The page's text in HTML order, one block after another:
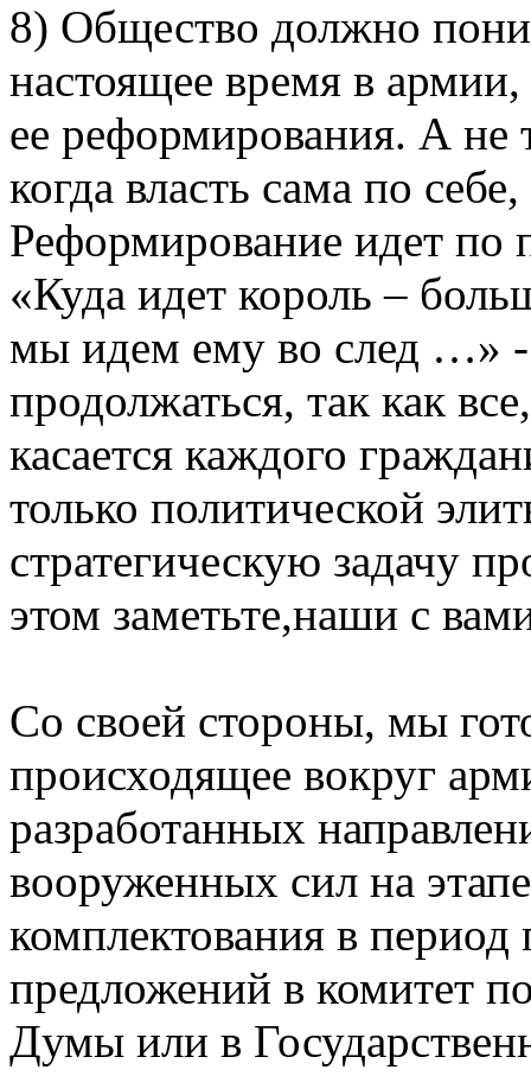
8) Общество должно
настоящее время в
ее реформирования. А не
когда власть сама по
Реформирование идет по
«Куда идет король –
мы идем ему во след …»
продолжаться, так как
касается каждого
только политической
стратегическую задачу
этом заметьте,наши с
Со своей стороны, мы
происходящее вокруг
разработанных
вооруженных сил на
комплектования в
предложений в комитет
Думы или в